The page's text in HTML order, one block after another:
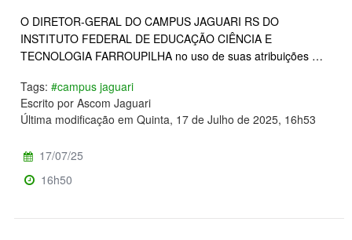
O DIRETOR-GERAL DO CAMPUS JAGUARI RS DO
INSTITUTO FEDERAL DE EDUCAÇÃO CIÊNCIA E
TECNOLOGIA FARROUPILHA no uso de suas atribuições …
Tags: #campus jaguari
Escrito por Ascom Jaguari
Última modificação em Quinta, 17 de Julho de 2025, 16h53
17/07/25
16h50